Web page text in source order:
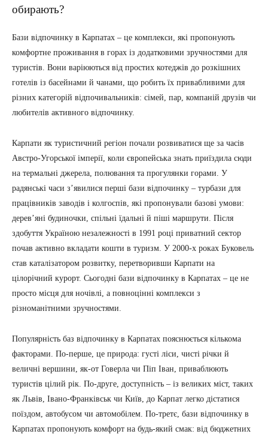
обирають?
Бази відпочинку в Карпатах – це комплекси, які пропонують
комфортне проживання в горах із додатковими зручностями для
туристів. Вони варіюються від простих котеджів до розкішних
готелів із басейнами й чанами, що робить їх привабливими для
різних категорій відпочивальників: сімей, пар, компаній друзів чи
любителів активного відпочинку.
Карпати як туристичний регіон почали розвиватися ще за часів
Австро-Угорської імперії, коли європейська знать приїздила сюди
на термальні джерела, полювання та прогулянки горами. У
радянські часи з’явилися перші бази відпочинку – турбази для
працівників заводів і колгоспів, які пропонували базові умови:
дерев’яні будиночки, спільні їдальні й піші маршрути. Після
здобуття Україною незалежності в 1991 році приватний сектор
почав активно вкладати кошти в туризм. У 2000-х роках Буковель
став каталізатором розвитку, перетворивши Карпати на
цілорічний курорт. Сьогодні бази відпочинку в Карпатах – це не
просто місця для ночівлі, а повноцінні комплекси з
різноманітними зручностями.
Популярність баз відпочинку в Карпатах пояснюється кількома
факторами. По-перше, це природа: густі ліси, чисті річки й
величні вершини, як-от Говерла чи Піп Іван, приваблюють
туристів цілий рік. По-друге, доступність – із великих міст, таких
як Львів, Івано-Франківськ чи Київ, до Карпат легко дістатися
поїздом, автобусом чи автомобілем. По-третє, бази відпочинку в
Карпатах пропонують комфорт на будь-який смак: від бюджетних